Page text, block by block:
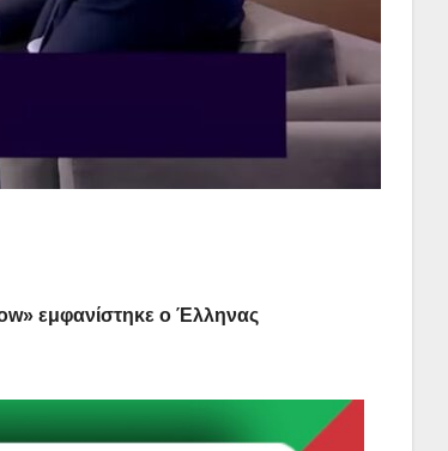
εμφανίστηκε ο Έλληνας